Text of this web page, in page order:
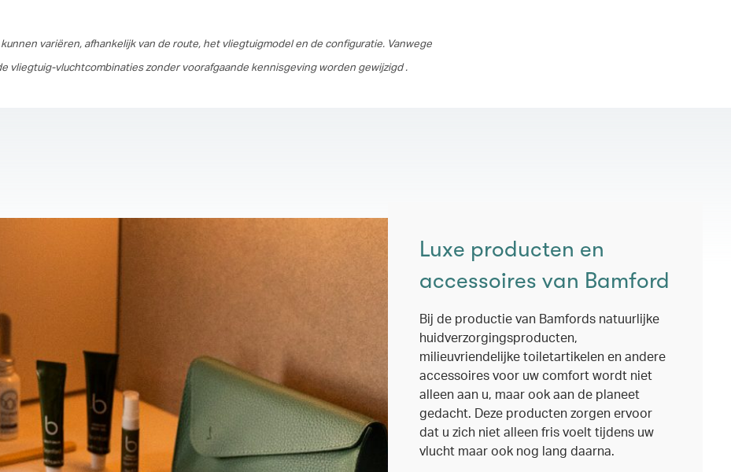
variëren, afhankelijk van de route, het vliegtuigmodel en de configuratie. Vanwege
vliegtuig-vluchtcombinaties zonder voorafgaande kennisgeving worden gewijzigd .
Luxe producten en
accessoires van Bamford
Bij de productie van Bamfords natuurlijke
huidverzorgingsproducten,
milieuvriendelijke toiletartikelen en andere
accessoires voor uw comfort wordt niet
alleen aan u, maar ook aan de planeet
gedacht. Deze producten zorgen ervoor
dat u zich niet alleen fris voelt tijdens uw
vlucht maar ook nog lang daarna.